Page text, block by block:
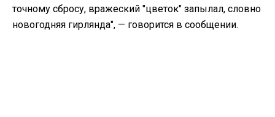
точному сбросу, вражеский "цветок" запылал, словно
новогодняя гирлянда", — говорится в сообщении.